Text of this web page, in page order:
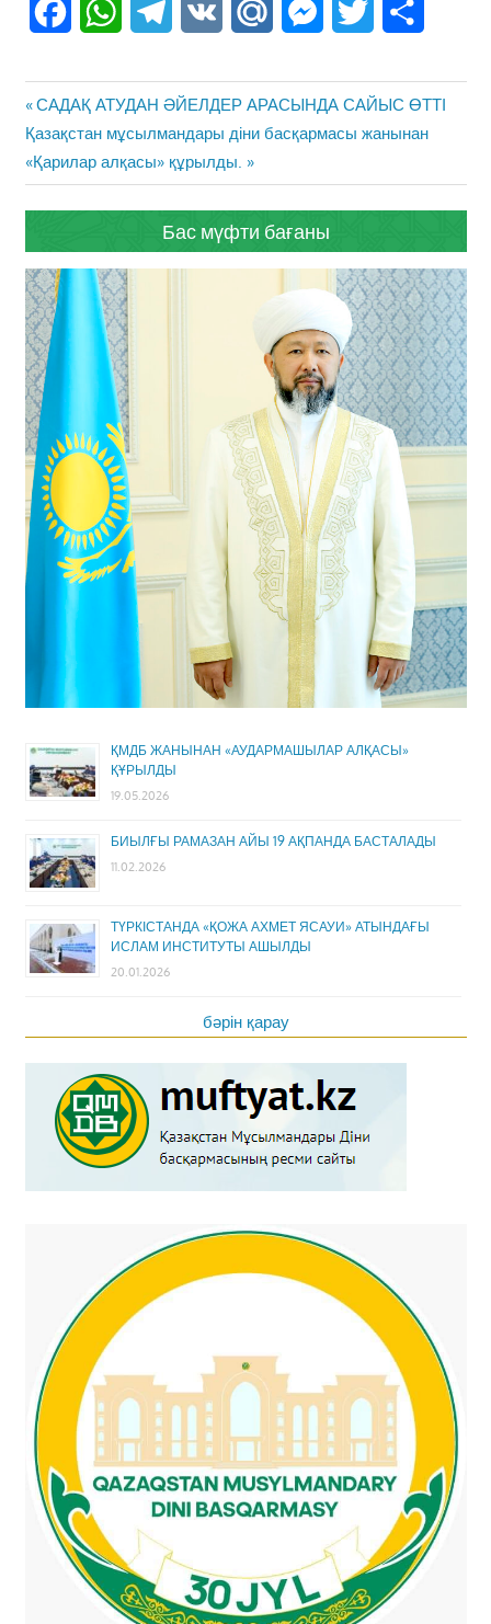
FacebookWhatsAppTelegram
VK Mail.Ru Messenger
Twitter
Жазба
навигациясы
Previous
Post:
САДАҚ АТУДАН ӘЙЕЛДЕР АРАСЫНДА САЙЫС ӨТТІ
Next
Post:
Қазақстан мұсылмандары діни басқармасы жанынан
«Қарилар алқасы» құрылды.
Бас мүфти бағаны
ҚМДБ ЖАНЫНАН «АУДАРМАШЫЛАР АЛҚАСЫ»
ҚҰРЫЛДЫ
19.05.2026
БИЫЛҒЫ РАМАЗАН АЙЫ 19 АҚПАНДА БАСТАЛАДЫ
11.02.2026
ТҮРКІСТАНДА «ҚОЖА АХМЕТ ЯСАУИ» АТЫНДАҒЫ
ИСЛАМ ИНСТИТУТЫ АШЫЛДЫ
20.01.2026
бәрін қарау